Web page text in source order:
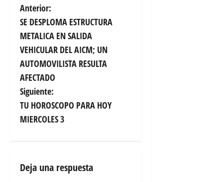
N
a
v
e
g
a
ó
Anterior:
SE DESPLOMA ESTRUCTURA
METALICA EN SALIDA
VEHICULAR DEL AICM; UN
AUTOMOVILISTA RESULTA
AFECTADO
Siguiente:
TU HOROSCOPO PARA HOY
MIERCOLES 3
Deja una respuesta